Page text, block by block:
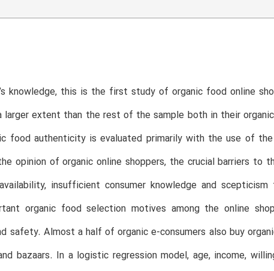
knowledge, this is the first study of organic food online
extent than the rest of the sample both in their
food authenticity is evaluated primarily with the use of
opinion of organic online shoppers, the crucial barriers to
insufficient consumer knowledge and
organic food selection motives among the online
safety. Almost a half of organic e-consumers also buy
bazaars. In a logistic regression model, age, income,